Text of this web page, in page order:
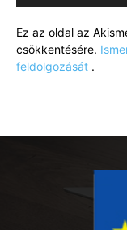
Ez az oldal az
csökkentésére.
feldolgozását .